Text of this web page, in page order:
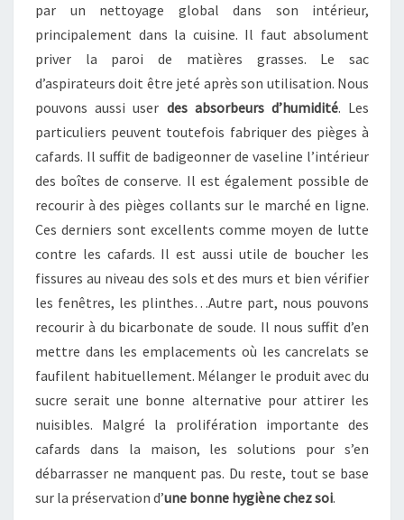
par un nettoyage global dans son intérieur,
principalement dans la cuisine. Il faut absolument
priver la paroi de matières grasses. Le sac
d’aspirateurs doit être jeté après son utilisation. Nous
pouvons aussi user des absorbeurs d’humidité. Les
particuliers peuvent toutefois fabriquer des pièges à
cafards. Il suffit de badigeonner de vaseline l’intérieur
des boîtes de conserve. Il est également possible de
recourir à des pièges collants sur le marché en ligne.
Ces derniers sont excellents comme moyen de lutte
contre les cafards. Il est aussi utile de boucher les
fissures au niveau des sols et des murs et bien vérifier
les fenêtres, les plinthes…Autre part, nous pouvons
recourir à du bicarbonate de soude. Il nous suffit d’en
mettre dans les emplacements où les cancrelats se
faufilent habituellement. Mélanger le produit avec du
sucre serait une bonne alternative pour attirer les
nuisibles. Malgré la prolifération importante des
cafards dans la maison, les solutions pour s’en
débarrasser ne manquent pas. Du reste, tout se base
sur la préservation d’une bonne hygiène chez soi.